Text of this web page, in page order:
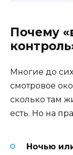
Почему
Многие до
смотровое
сколько там
есть. Но на
Ночью